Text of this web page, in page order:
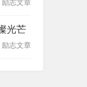
励志文章
光芒
励志文章